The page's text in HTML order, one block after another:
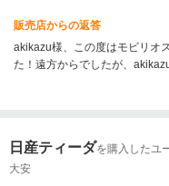
販売店からの返答
akikazu様、この度はモビリオ
た！遠方からでしたが、
ておりましたよ！本当にあり
日産ティーダを購入したユ
大安